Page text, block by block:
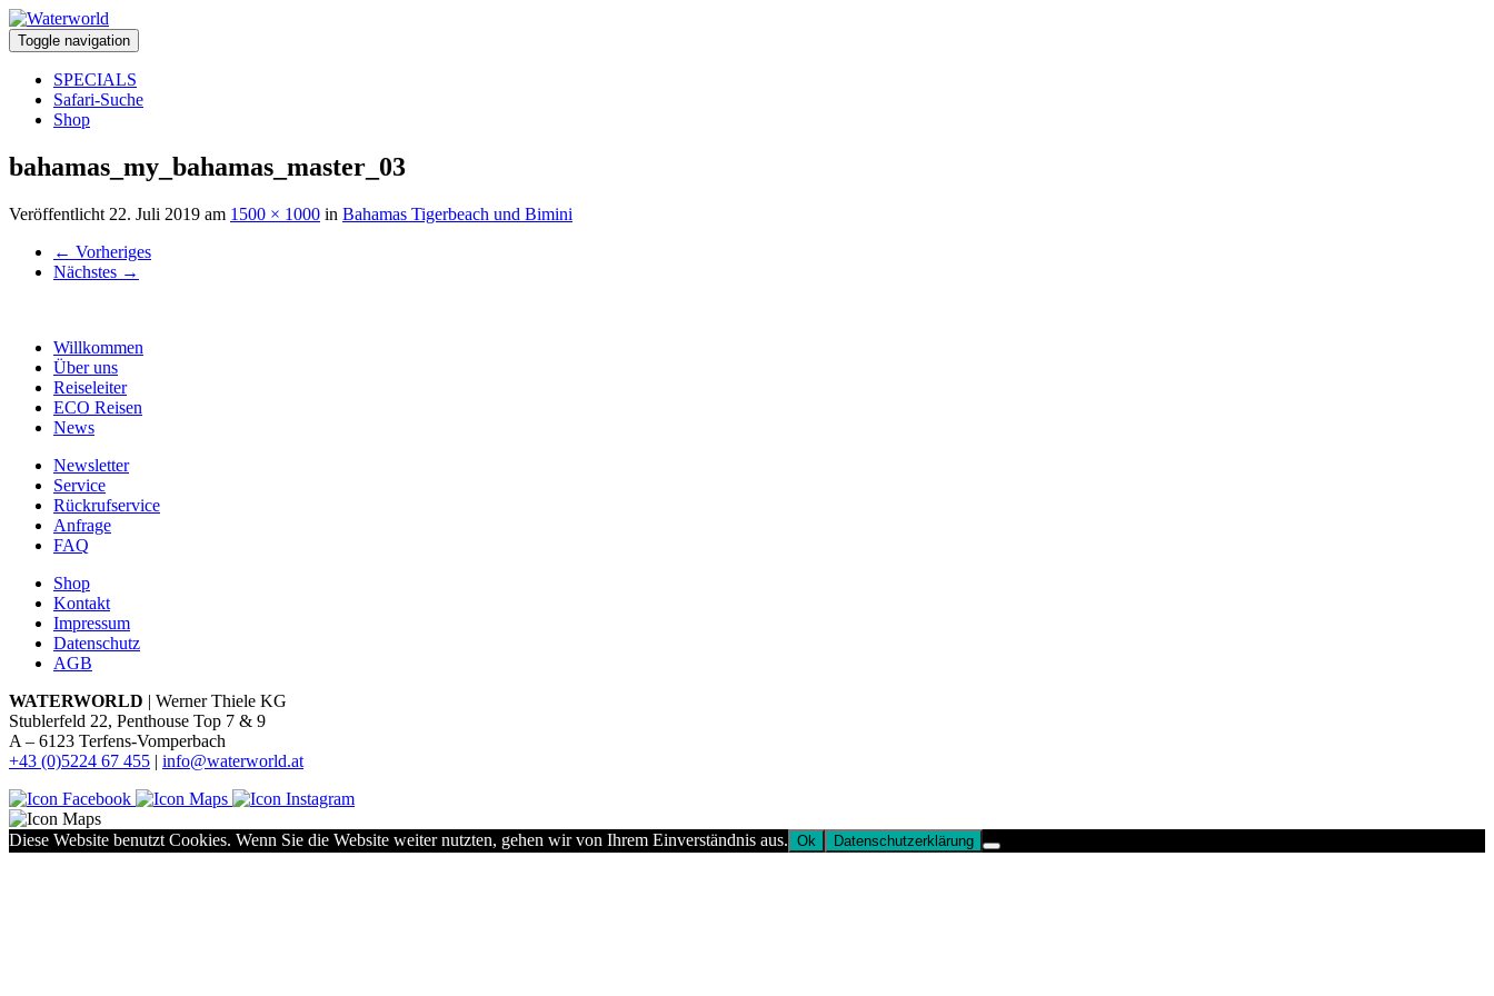
Toggle navigation
SPECIALS
Safari-Suche
Shop
bahamas_my_bahamas_master_03
Veröffentlicht 22. Juli 2019 am 1500 × 1000 in Bahamas Tigerbeach und Bimini
← Vorheriges
Nächstes →
Willkommen
Über uns
Reiseleiter
ECO Reisen
News
Newsletter
Service
Rückrufservice
Anfrage
FAQ
Shop
Kontakt
Impressum
Datenschutz
AGB
WATERWORLD | Werner Thiele KG
Stublerfeld 22, Penthouse Top 7 & 9
A – 6123 Terfens-Vomperbach
+43 (0)5224 67 455 | info@waterworld.at
Diese Website benutzt Cookies. Wenn Sie die Website weiter nutzten, gehen wir von Ihrem Einverständnis aus. Ok Datenschutzerklärung